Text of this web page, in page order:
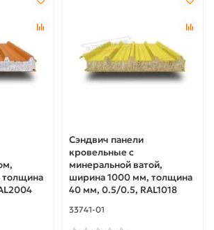
Сэндвич панели
кровельные с
минеральной ватой,
ширина 1000 мм, толщина
40 мм, 0.5/0.5, RAL1018
33741-01